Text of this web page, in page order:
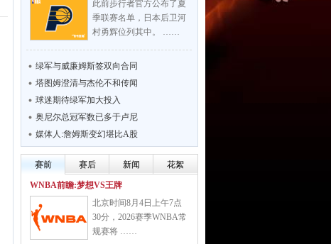
此前步行者官方公布了夏
季联赛名单，日本后卫河
村勇辉位列其中。 ……
绿军与威廉姆斯签双向合同
塔图姆澄清与杰伦不和传闻
球迷期待绿军加大投入
奥尼尔总冠军数已多于卢尼
媒体人:詹姆斯变幻堪比A股
赛前 赛后 新闻 花絮
WNBA前瞻:梦想VS王牌
北京时间8月4日上午7点
30分，2026赛季WNBA常
规赛将 ……